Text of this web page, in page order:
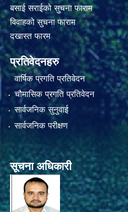
बसाई सराईको सुचना फाराम
विवाहको सुचना फाराम
दखास्त फारम
प्रतिवेदनहरु
वार्षिक प्रगति प्रतिवेदन
चौमासिक प्रगति प्रतिवेदन
सार्वजनिक सुनुवाई
सार्वजनिक परीक्षण
सूचना अधिकारी